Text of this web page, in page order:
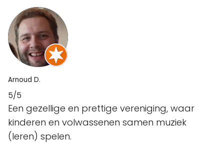
Arnoud D.
5/5
Een gezellige en prettige vereniging, waar
kinderen en volwassenen samen muziek
(leren) spelen.